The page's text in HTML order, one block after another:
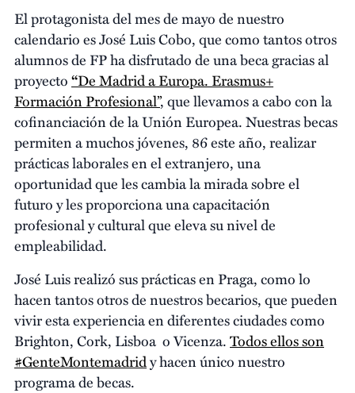
El protagonista del mes de mayo de nuestro
calendario es José Luis Cobo, que como tantos otros
alumnos de FP ha disfrutado de una beca gracias al
proyecto“De Madrid a Europa. Erasmus+
Formación Profesional”, que llevamos a cabo con la
cofinanciación de la Unión Europea. Nuestras becas
permiten a muchos jóvenes, 86 este año, realizar
prácticas laborales en el extranjero, una
oportunidad que les cambia la mirada sobre el
futuro y les proporciona una capacitación
profesional y cultural que eleva su nivel de
empleabilidad.
José Luis realizó sus prácticas en Praga, como lo
hacen tantos otros de nuestros becarios, que pueden
vivir esta experiencia en diferentes ciudades como
Brighton, Cork, Lisboa o Vicenza.Todos ellos son
#GenteMontemadridy hacen único nuestro
programa de becas.